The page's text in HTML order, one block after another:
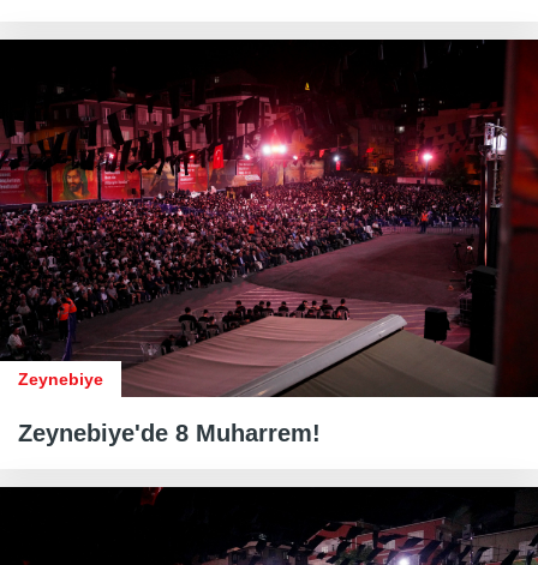
Zeynebiye
Zeynebiye'de 8 Muharrem!